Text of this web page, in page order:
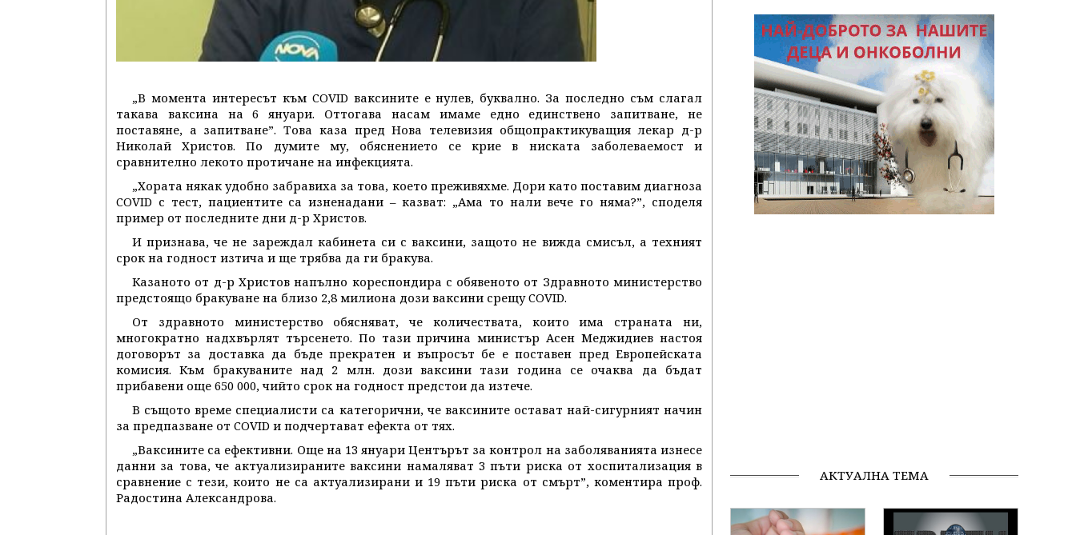
„В момента интересът към COVID ваксините е нулев, буквално. За последно съм слагал
такава ваксина на 6 януари. Оттогава насам имаме едно единствено запитване, не
поставяне, а запитване”. Това каза пред Нова телевизия общопрактикуващия лекар д-р
Николай Христов. По думите му, обяснението се крие в ниската заболеваемост и
сравнително лекото протичане на инфекцията.
„Хората някак удобно забравиха за това, което преживяхме. Дори като поставим диагноза
COVID с тест, пациентите са изненадани – казват: „Ама то нали вече го няма?”, споделя
пример от последните дни д-р Христов.
И признава, че не зареждал кабинета си с ваксини, защото не вижда смисъл, а техният
срок на годност изтича и ще трябва да ги бракува.
Казаното от д-р Христов напълно кореспондира с обявеното от Здравното министерство
предстоящо бракуване на близо 2,8 милиона дози ваксини срещу COVID.
От здравното министерство обясняват, че количествата, които има страната ни,
многократно надхвърлят търсенето. По тази причина министър Асен Меджидиев настоя
договорът за доставка да бъде прекратен и въпросът бе е поставен пред Европейската
комисия. Към бракуваните над 2 млн. дози ваксини тази година се очаква да бъдат
прибавени още 650 000, чийто срок на годност предстои да изтече.
В същото време специалисти са категорични, че ваксините остават най-сигурният начин
за предпазване от COVID и подчертават ефекта от тях.
„Ваксините са ефективни. Още на 13 януари Центърът за контрол на заболяванията изнесе
данни за това, че актуализираните ваксини намаляват 3 пъти риска от хоспитализация в
сравнение с тези, които не са актуализирани и 19 пъти риска от смърт”, коментира проф.
Радостина Александрова.
АКТУАЛНА ТЕМА